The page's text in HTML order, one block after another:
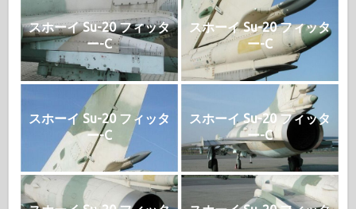
スホーイ Su-20 フィッタ
ー-C
スホーイ Su-20 フィッタ
ー-C
スホーイ Su-20 フィッタ
ー-C
スホーイ Su-20 フィッタ
ー-C